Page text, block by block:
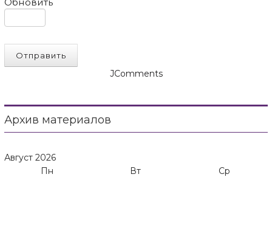
Обновить
Отправить
JComments
Архив материалов
Август 2026
Пн
Вт Ср